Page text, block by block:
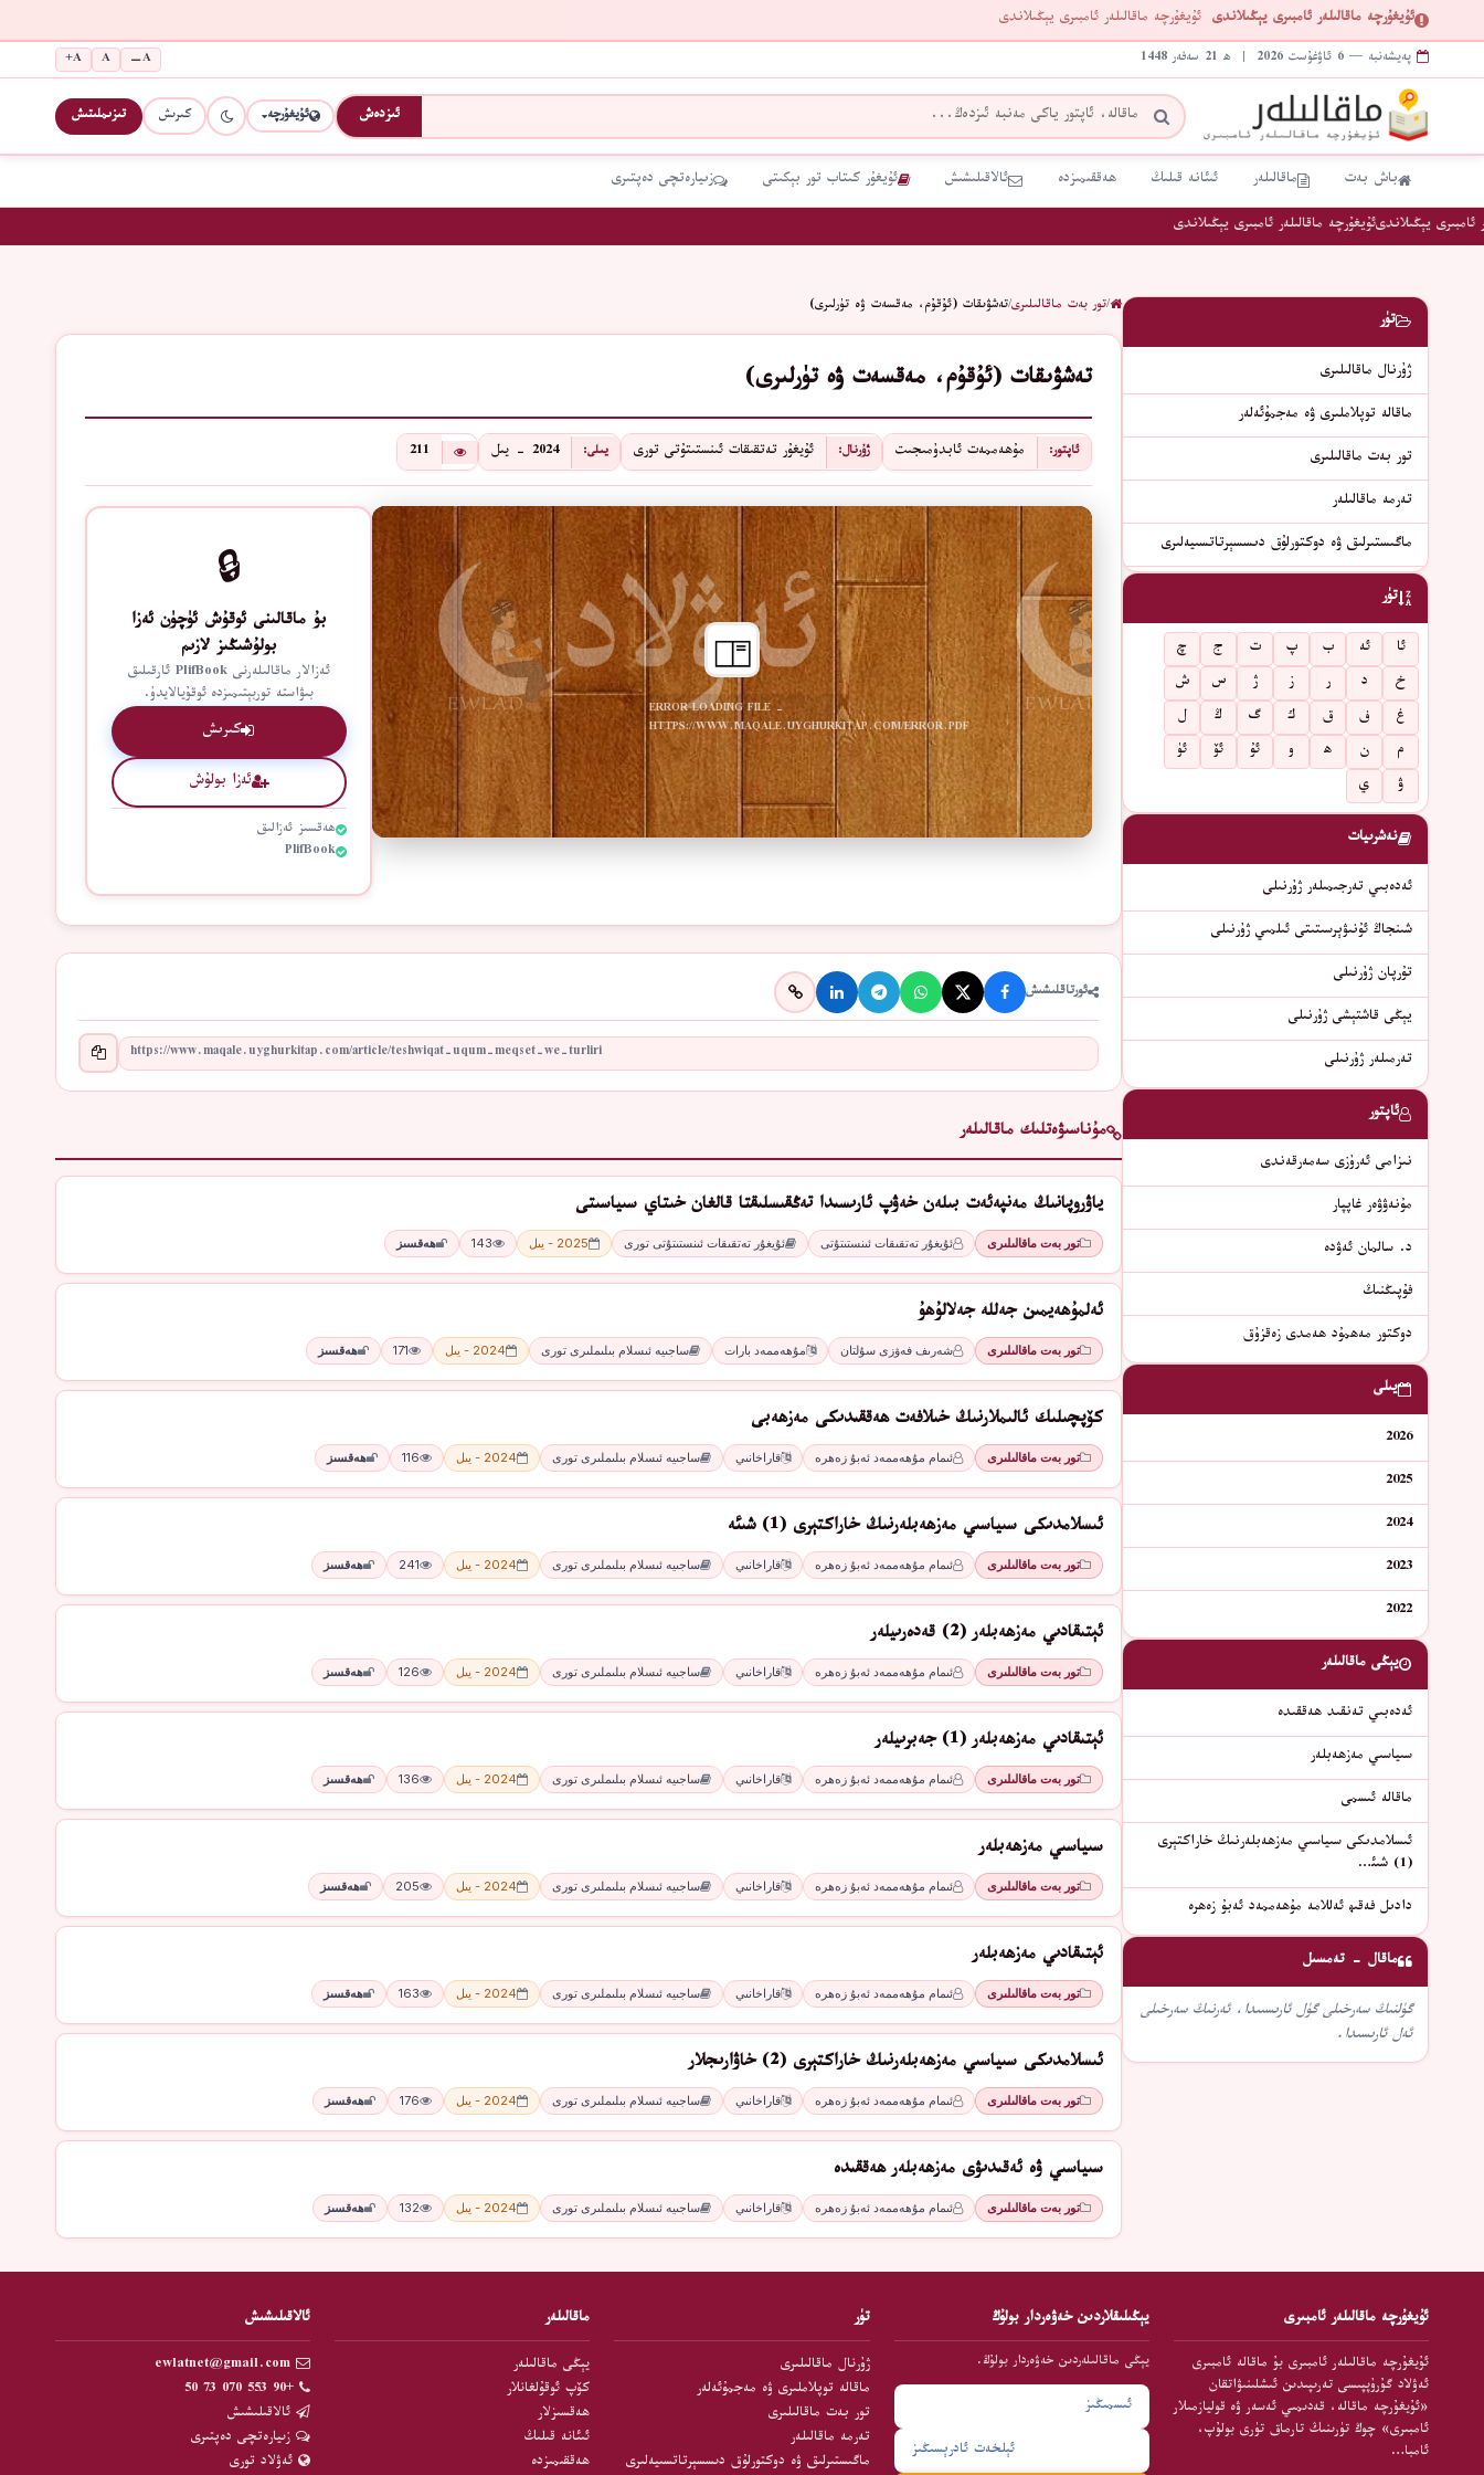
ئۇيغۇرچە ماقالىلەر ئامبىرى يېڭىلاندى ئۇيغۇرچە ماقالىلەر ئامبىرى يېڭىلاندى
پەيشەنبە — 6 ئاۋغۇست 2026 | ھ 21 سەفەر 1448 A−
A
A+
ئىزدەش ئۇيغۇرچە كىرىش تىزىملىتىش
باش بەت ماقالىلەر ئىئانە قىلىڭ ھەققىمىزدە ئالاقىلىشىش ئۇيغۇر كىتاب تور بېكىتى زىيارەتچى دەپتىرى
يېڭىلاندىئۇيغۇرچە ماقالىلەر ئامبىرى يېڭىلاندى
/تور بەت ماقالىلىرى/تەشۋىقات (ئۇقۇم، مەقسەت ۋە تۈرلىرى)
تەشۋىقات (ئۇقۇم، مەقسەت ۋە تۈرلىرى)
ئاپتور: مۇھەممەت ئابدۇمىجىت ژۇرنال: ئۇيغۇر تەتقىقات ئىنستىتۇتى تورى يىلى: 2024 - يىل 211
ERROR LOADING FILE -
HTTPS://WWW.MAQALE.UYGHURKITAP.COM/ERROR.PDF
🔒
بۇ ماقالىنى ئوقۇش ئۈچۈن ئەزا
بولۇشىڭىز لازىم
ئەزالار ماقالىلەرنى PlifBook ئارقىلىق
بىۋاستە توربېتىمىزدە ئوقۇيالايدۇ.
كىرىش
ئەزا بولۇش
ھەقسىز ئەزالىق
PlifBook
ئورتاقلىشىش
مۇناسىۋەتلىك ماقالىلەر
ياۋروپانىڭ مەنپەئەت بىلەن خەۋپ ئارىسىدا تەڭقىسلىقتا قالغان خىتاي سىياسىتى
تور بەت ماقالىلىرى ئۇيغۇر تەتقىقات ئىنستىتۇتى ئۇيغۇر تەتقىقات ئىنستىتۇتى تورى 2025 - يىل 143 ھەقسىز
ئەلمۇھەيمىن جەللە جەلالۇھۇ
تور بەت ماقالىلىرى شەرىف فەۋزى سۇلتان مۇھەممەد بارات ساجىيە ئىسلام بىلىملىرى تورى 2024 - يىل 171 ھەقسىز
كۆپچىلىك ئالىملارنىڭ خىلافەت ھەققىدىكى مەزھەبى
تور بەت ماقالىلىرى ئىمام مۇھەممەد ئەبۇ زەھرە قاراخانىي ساجىيە ئىسلام بىلىملىرى تورى 2024 - يىل 116 ھەقسىز
ئىسلامدىكى سىياسىي مەزھەبلەرنىڭ خاراكتېرى (1) شىئە
تور بەت ماقالىلىرى ئىمام مۇھەممەد ئەبۇ زەھرە قاراخانىي ساجىيە ئىسلام بىلىملىرى تورى 2024 - يىل 241 ھەقسىز
ئېتىقادىي مەزھەبلەر (2) قەدەرىيلەر
تور بەت ماقالىلىرى ئىمام مۇھەممەد ئەبۇ زەھرە قاراخانىي ساجىيە ئىسلام بىلىملىرى تورى 2024 - يىل 126 ھەقسىز
ئېتىقادىي مەزھەبلەر (1) جەبرىيلەر
تور بەت ماقالىلىرى ئىمام مۇھەممەد ئەبۇ زەھرە قاراخانىي ساجىيە ئىسلام بىلىملىرى تورى 2024 - يىل 136 ھەقسىز
سىياسىي مەزھەبلەر
تور بەت ماقالىلىرى ئىمام مۇھەممەد ئەبۇ زەھرە قاراخانىي ساجىيە ئىسلام بىلىملىرى تورى 2024 - يىل 205 ھەقسىز
ئېتىقادىي مەزھەبلەر
تور بەت ماقالىلىرى ئىمام مۇھەممەد ئەبۇ زەھرە قاراخانىي ساجىيە ئىسلام بىلىملىرى تورى 2024 - يىل 163 ھەقسىز
ئىسلامدىكى سىياسىي مەزھەبلەرنىڭ خاراكتېرى (2) خاۋارىجلار
تور بەت ماقالىلىرى ئىمام مۇھەممەد ئەبۇ زەھرە قاراخانىي ساجىيە ئىسلام بىلىملىرى تورى 2024 - يىل 176 ھەقسىز
سىياسىي ۋە ئەقىدىۋى مەزھەبلەر ھەققىدە
تور بەت ماقالىلىرى ئىمام مۇھەممەد ئەبۇ زەھرە قاراخانىي ساجىيە ئىسلام بىلىملىرى تورى 2024 - يىل 132 ھەقسىز
تۈر
ژۇرنال ماقالىلىرى
ماقالە توپلاملىرى ۋە مەجمۇئەلەر
تور بەت ماقالىلىرى
تەرمە ماقالىلەر
ماگىستىرلىق ۋە دوكتورلۇق دىسسېرتاتسىيەلىرى
تۈر
ئا ئە ب پ ت ج
چ
خ
د ر ز ژ س
ش
غ
ف ق ك گ ڭ
ل
م
ن ھ و ئۇ ئۆ
ئۈ
ۋ
ي
نەشرىيات
ئەدەبىي تەرجىمىلەر ژۇرنىلى
شىنجاڭ ئۇنىۋېرسىتىتى ئىلمىي ژۇرنىلى
تۇرپان ژۇرنىلى
يېڭى قاشتېشى ژۇرنىلى
تەرمىلەر ژۇرنىلى
ئاپتور
نىزامى ئەرۇزى سەمەرقەندى
مۇنەۋۋەر غاپپار
د. سالمان ئەۋدە
فۇپىڭنىڭ
دوكتور مەھمۇد ھەمدى زەقزۇق
يىلى
2026
2025
2024
2023
2022
يېڭى ماقالىلەر
ئەدەبىي تەنقىد ھەققىدە
سىياسىي مەزھەبلەر
ماقالە ئىسمى
ئىسلامدىكى سىياسىي مەزھەبلەرنىڭ خاراكتېرى
(1) شىئ…
دادىل فەقىھ ئەللامە مۇھەممەد ئەبۇ زەھرە
ماقال - تەمسىل
گۈلنىڭ سەرخىلى گۈل ئارىسىىدا، ئەرنىڭ سەرخىلى
ئەل ئارىسىدا.
ئۇيغۇرچە ماقالىلەر ئامبىرى
ئۇيغۇرچە ماقالىلەر ئامبىرى بۇ ماقالە ئامبىرى
ئەۋلاد گۇرۇپپىسى تەرىپىدىن ئىشلىنىۋاتقان
«ئۇيغۇرچە ماقالە، قەدىمىي ئەسەر ۋە قوليازمىلار
ئامبىرى» چوڭ تۈرىنىڭ تارماق تۈرى بولۇپ،
ئامبا…
يېڭىلىقلاردىن خەۋەردار بولۇڭ
يېڭى ماقالىلەردىن خەۋەردار بولۇڭ.
تۈر
ژۇرنال ماقالىلىرى
ماقالە توپلاملىرى ۋە مەجمۇئەلەر
تور بەت ماقالىلىرى
تەرمە ماقالىلەر
ماگىستىرلىق ۋە دوكتورلۇق دىسسېرتاتسىيەلىرى
ماقالىلەر
يېڭى ماقالىلەر
كۆپ ئوقۇلغانلار
ھەقسىزلار
ئىئانە قىلىڭ
ھەققىمىزدە
ئالاقىلىشىش
ewlatnet@gmail.com
+90 553 070 73 50
ئالاقىلىشىش
زىيارەتچى دەپتىرى
ئەۋلاد تورى